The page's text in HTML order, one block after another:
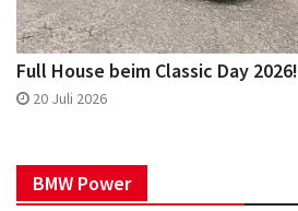
Full House beim Classic Day 2026!
20 Juli 2026
BMW Power